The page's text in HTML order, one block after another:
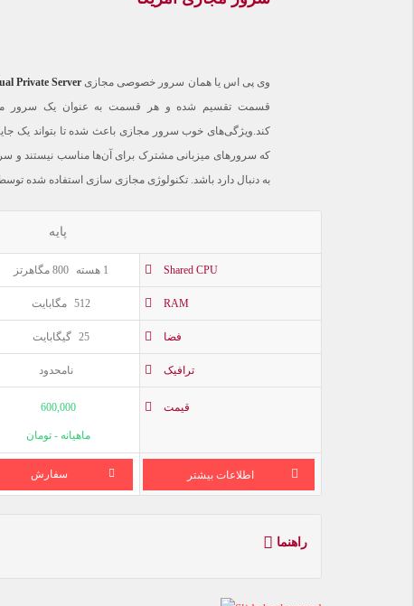
وی پی اس یا همان سرور خصوصی مجازی Private Server
قسمت تقسیم شده و هر قسمت به عنوان یک سرور
کند.ویژگی‌های خوب سرور مجازی باعث شده تا بتواند یک
که سرورهای میزبانی مشترک برای آن‌ها مناسب نیستند و
به دنبال دارد باشد. تکنولوژی مجازی سازی استفاده شده توسط
پایه
Shared CPU 1 هسته 800 مگاهرتز
RAM
512 مگابایت
فضا 25 گیگابایت
ترافیک نامحدود
قیمت 600,000
ماهیانه - تومان
اطلاعات بیشتر سفارش
راهنما